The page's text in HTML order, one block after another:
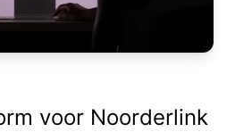
voor Noorderlink